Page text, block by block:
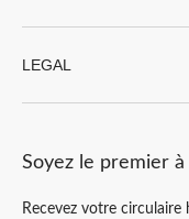
LEGAL
Soyez le premier à
Recevez votre